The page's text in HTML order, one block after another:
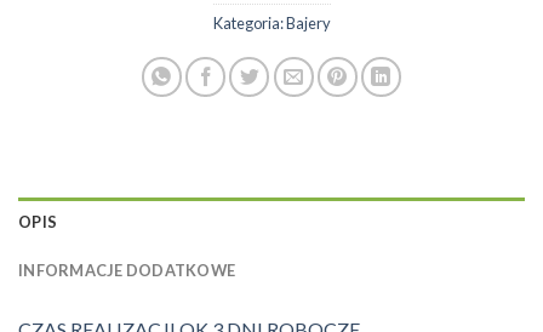
Kategoria:Bajery
OPIS
INFORMACJE DODATKOWE